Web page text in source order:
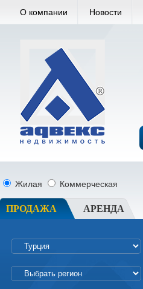
О компании Новости
Жилая Коммерческая
ПРОДАЖА АРЕНДА